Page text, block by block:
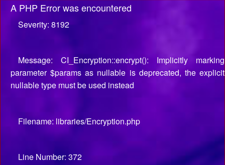
A PHP Error was encountered
Severity: 8192
Message: CI_Encryption::encrypt(): Implicitly marking
parameter $params as nullable is deprecated, the explicit
nullable type must be used instead
Filename: libraries/Encryption.php
Line Number: 372